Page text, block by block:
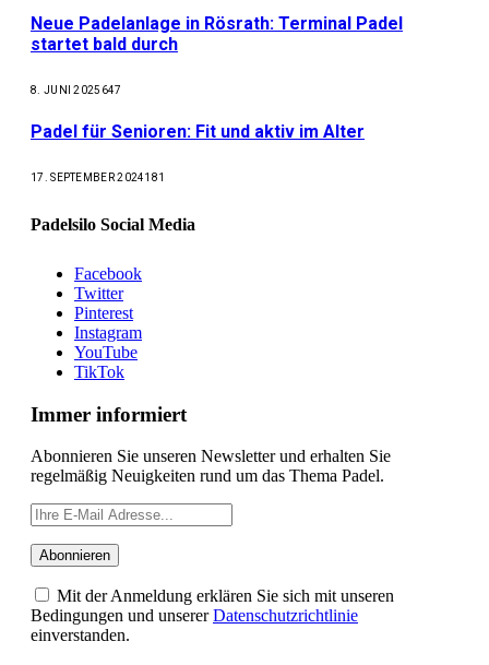
Neue Padelanlage in Rösrath: Terminal Padel
startet bald durch
8. JUNI 2025 647
Padel für Senioren: Fit und aktiv im Alter
17. SEPTEMBER 2024181
Padelsilo Social Media
Facebook
Twitter
Pinterest
Instagram
YouTube
TikTok
Immer informiert
Abonnieren Sie unseren Newsletter und erhalten Sie
regelmäßig Neuigkeiten rund um das Thema Padel.
Mit der Anmeldung erklären Sie sich mit unseren
Bedingungen und unsererDatenschutzrichtlinie
einverstanden.